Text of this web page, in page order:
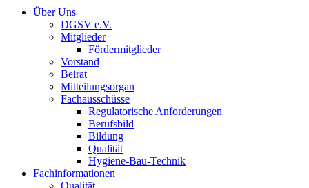
Über Uns
DGSV e.V.
Mitglieder
Fördermitglieder
Vorstand
Beirat
Mitteilungsorgan
Fachausschüsse
Regulatorische Anforderungen
Berufsbild
Bildung
Qualität
Hygiene-Bau-Technik
Fachinformationen
Qualität